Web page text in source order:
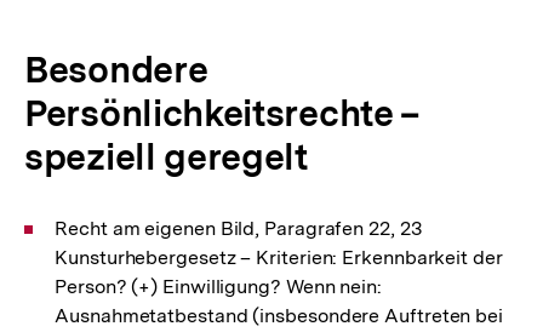
Besondere
Persönlichkeitsrechte –
speziell geregelt
Recht am eigenen Bild, Paragrafen 22, 23
Kunsturhebergesetz – Kriterien: Erkennbarkeit der
Person? (+) Einwilligung? Wenn nein:
Ausnahmetatbestand (insbesondere Auftreten bei